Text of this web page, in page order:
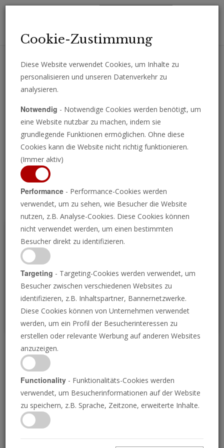
Erhalten Sie wichtige Analysen, Kommentare und Nachrichten
Programm ansehen
P
Nachrichtenüberblick 3.
Mai 2024
06.05.2024 • 4 Minuten
Die Posaune liefert die Nachrichten von
morgen, heute! Verstehen Sie Ihre Welt. Die
Cookie-Zustimmung
Diese Website verwendet Cookies, um Inhalte zu
personalisieren und unseren Datenverkehr zu
analysieren.
Notwendig - Notwendige Cookies werden benötigt, um
eine Website nutzbar zu machen, indem sie
grundlegende Funktionen ermöglichen. Ohne diese
Cookies kann die Website nicht richtig funktionieren.
(Immer aktiv)
Performance - Performance-Cookies werden
verwendet, um zu sehen, wie Besucher die Website
nutzen, z.B. Analyse-Cookies. Diese Cookies können
nicht verwendet werden, um einen bestimmten
Besucher direkt zu identifizieren.
Targeting - Targeting-Cookies werden verwendet, um
Besucher zwischen verschiedenen Websites zu
identifizieren, z.B. Inhaltspartner, Bannernetzwerke.
Diese Cookies können von Unternehmen verwendet
werden, um ein Profil der Besucherinteressen zu
erstellen oder relevante Werbung auf anderen Websites
anzuzeigen.
Functionality - Funktionalitäts-Cookies werden
verwendet, um Besucherinformationen auf der Website
zu speichern, z.B. Sprache, Zeitzone, erweiterte Inhalte.